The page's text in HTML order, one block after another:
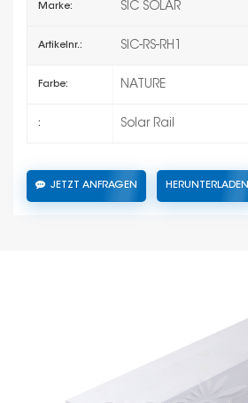
Marke: SIC SOLAR
Artikelnr.: SIC-RS-RH1
Farbe: NATURE
: Solar Rail
JETZT ANFRAGEN HERUNTERLADEN